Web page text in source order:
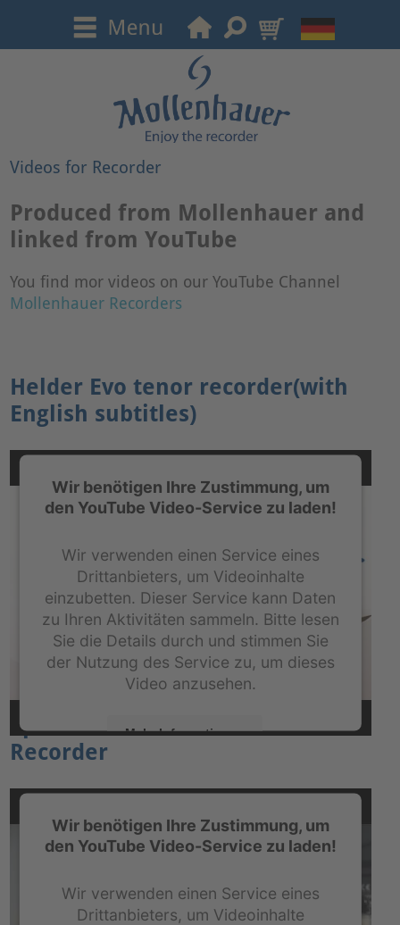
Videos for Recorder
Produced from Mollenhauer and
linked from YouTube
You find mor videos on our YouTube Channel
Mollenhauer Recorders
Helder Evo tenor recorder(with
English subtitles)
Wir benötigen Ihre Zustimmung, um
den YouTube Video-Service zu laden!
Wir verwenden einen Service eines
Drittanbieters, um Videoinhalte
einzubetten. Dieser Service kann Daten
zu Ihren Aktivitäten sammeln. Bitte lesen
Sie die Details durch und stimmen Sie
der Nutzung des Service zu, um dieses
Video anzusehen.
Mehr Informationen
Platform&eRecht24
Episode 23: The creation of a
Recorder
Wir benötigen Ihre Zustimmung, um
den YouTube Video-Service zu laden!
Wir verwenden einen Service eines
Drittanbieters, um Videoinhalte